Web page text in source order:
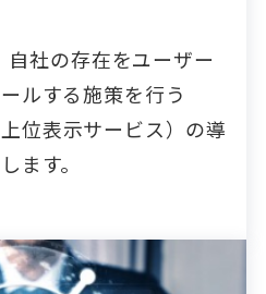
社の存在をユーザー
ルする施策を行う
位表示サービス）の導
ます。